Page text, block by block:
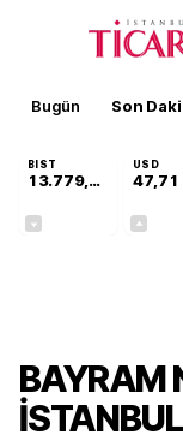
Bugün Son
BIST
13.779,39
USD
47,71
BAYRAM